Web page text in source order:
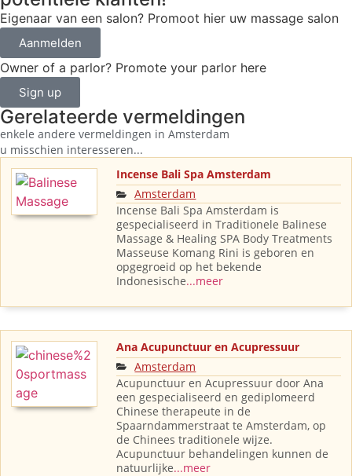
Eigenaar van een salon? Promoot hier uw massage salon
Aanmelden
Owner of a parlor? Promote your parlor here
Sign up
Gerelateerde vermeldingen
enkele andere vermeldingen in Amsterdam
u misschien interesseren...
Incense Bali Spa Amsterdam
Amsterdam
Incense Bali Spa Amsterdam is
gespecialiseerd in Traditionele Balinese
Massage & Healing SPA Body Treatments
Masseuse Komang Rini is geboren en
opgegroeid op het bekende
Indonesische...meer
Ana Acupunctuur en Acupressuur
Amsterdam
Acupunctuur en Acupressuur door Ana
een gespecialiseerd en gediplomeerd
Chinese therapeute in de
Spaarndammerstraat te Amsterdam, op
de Chinees traditionele wijze.
Acupunctuur behandelingen kunnen de
natuurlijke...meer